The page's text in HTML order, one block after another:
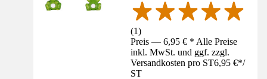
(1)
Preis — 6,95 € * Alle Preise
inkl. MwSt. und ggf. zzgl.
Versandkosten pro ST6,95 €*/
ST